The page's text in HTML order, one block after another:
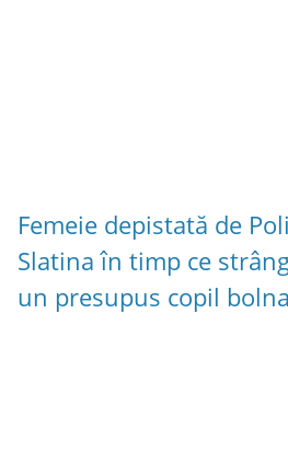
Femeie depistată de
Slatina în timp ce
un presupus copil